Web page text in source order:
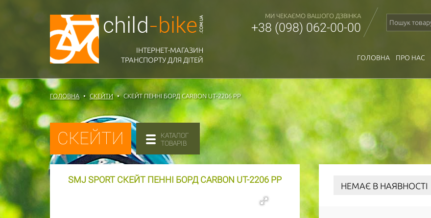
ІНТЕРНЕТ-МАГАЗИН
ТРАНСПОРТУ ДЛЯ ДІТЕЙ
МИ ЧЕКАЄМО ВАШОГО ДЗВІНКА
+38 (098) 062-00-00
ГОЛОВНА ПРО НАС
ГОЛОВНА СКЕЙТИ СКЕЙТ ПЕННІ БОРД CARBON UT-2206 PP
СКЕЙТИ
КАТАЛОГ
ТОВАРІВ
SMJ SPORT СКЕЙТ ПЕННІ БОРД CARBON UT-2206 PP
НЕМАЄ В НАЯВНОСТІ